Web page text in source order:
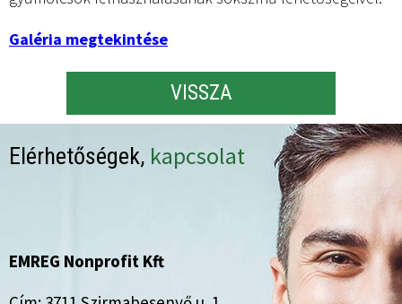
Galéria megtekintése
VISSZA
Elérhetőségek, kapcsolat
EMREG Nonprofit Kft